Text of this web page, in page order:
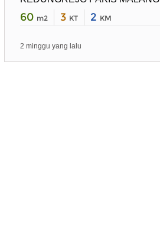
60 m2 3 KT 2 KM
2 minggu yang lalu